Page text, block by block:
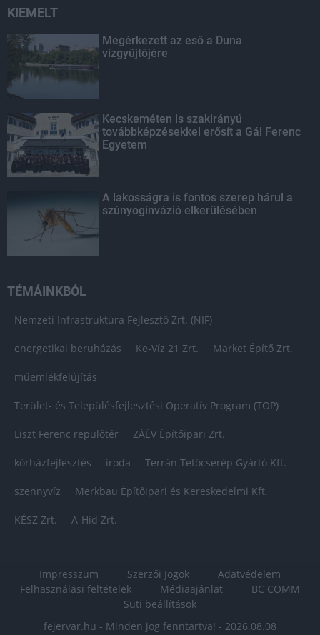
KIEMELT
Megérkezett az eső a Duna
vízgyűjtőjére
Kecskeméten is szakirányú
továbbképzésekkel erősít a Gál Ferenc
Egyetem
A lakosságra is fontos szerep hárul a
szúnyoginvázió elkerülésében
TÉMÁINKBÓL
Nemzeti Infrastruktúra Fejlesztő Zrt. (NIF)
energetikai beruházás Ke-Víz 21 Zrt. Market Építő Zrt.
műemlékfelújítás
Terület- és Településfejlesztési Operatív Program (TOP)
Liszt Ferenc repülőtér ZÁÉV Építőipari Zrt.
kórházfejlesztés iroda Terrán Tetőcserép Gyártó Kft.
szennyvíz Merkbau Építőipari és Kereskedelmi Kft.
KÉSZ Zrt. A-Híd Zrt.
Impresszum Szerzői Jogok
Adatvédelem
Felhasználási feltételek
Médiaajánlat
BC COMM
Süti beállítások
fejervar.hu - Minden jog fenntartva! - 2026.08.08